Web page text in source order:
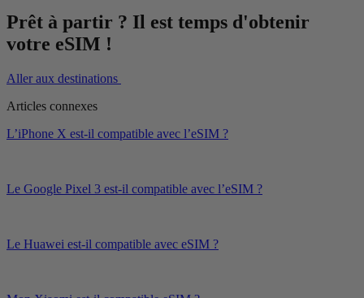
Prêt à partir ? Il est temps d'obtenir
votre eSIM !
Aller aux destinations
Articles connexes
L’iPhone X est-il compatible avec l’eSIM ?
Le Google Pixel 3 est-il compatible avec l’eSIM ?
Le Huawei est-il compatible avec eSIM ?